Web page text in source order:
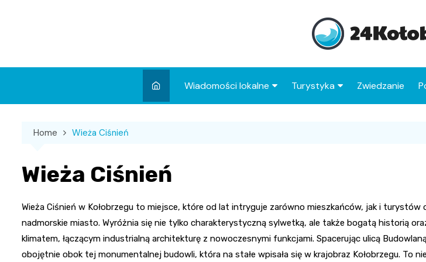
Wiadomości lokalne Turystyka
Najciekawsze atrakcje
powiatu kołobrzeskiego
Zwiedzanie
Home Wieża Ciśnień
Wieża Ciśnień
Wieża Ciśnień w Kołobrzegu to miejsce, które od lat intryguje zarówno mieszkańców, jak i
nadmorskie miasto. Wyróżnia się nie tylko charakterystyczną sylwetką, ale także bogatą historią
klimatem, łączącym industrialną architekturę z nowoczesnymi funkcjami. Spacerując ulicą
obojętnie obok tej monumentalnej budowli, która na stałe wpisała się w krajobraz Kołobrzegu. To